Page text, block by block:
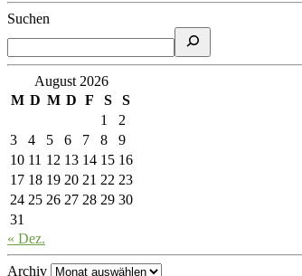
Suchen
August 2026
M D M D F S
S
1
2
3
4 5 6 7 8
9
10 11 12 13 14 15 16
17 18 19 20 21 22 23
24 25 26 27 28 29 30
31
« Dez.
Archiv